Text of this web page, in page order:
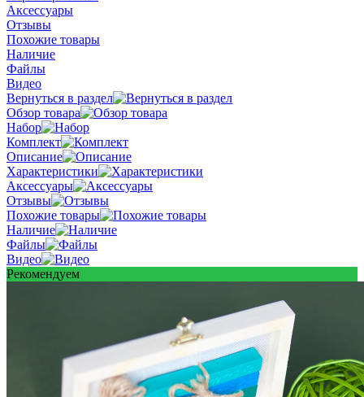
Аксессуары
Отзывы
Похожие товары
Наличие
Файлы
Видео
Вернуться в раздел
Обзор товара
Набор
Комплект
Описание
Характеристики
Аксессуары
Отзывы
Похожие товары
Наличие
Файлы
Видео
Рекомендуем